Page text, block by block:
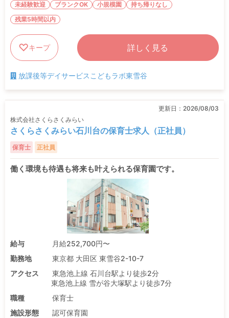
未経験歓迎 ブランクOK 小規模園
持ち帰りなし
残業5時間以内
キープ 詳しく見る
放課後等デイサービスこどもラボ東雪谷
更新日： 2026/08/03
株式会社さくらさくみらい
さくらさくみらい石川台の保育士求人（正社員）
保育士 正社員
働く環境も待遇も将来も叶えられる保育園です。
給与
月給252,700円〜
勤務地
東京都 大田区 東雪谷2-10-7
アクセス
東急池上線 石川台駅より徒歩2分
東急池上線 雪が谷大塚駅より徒歩7分
職種
保育士
施設形態
認可保育園